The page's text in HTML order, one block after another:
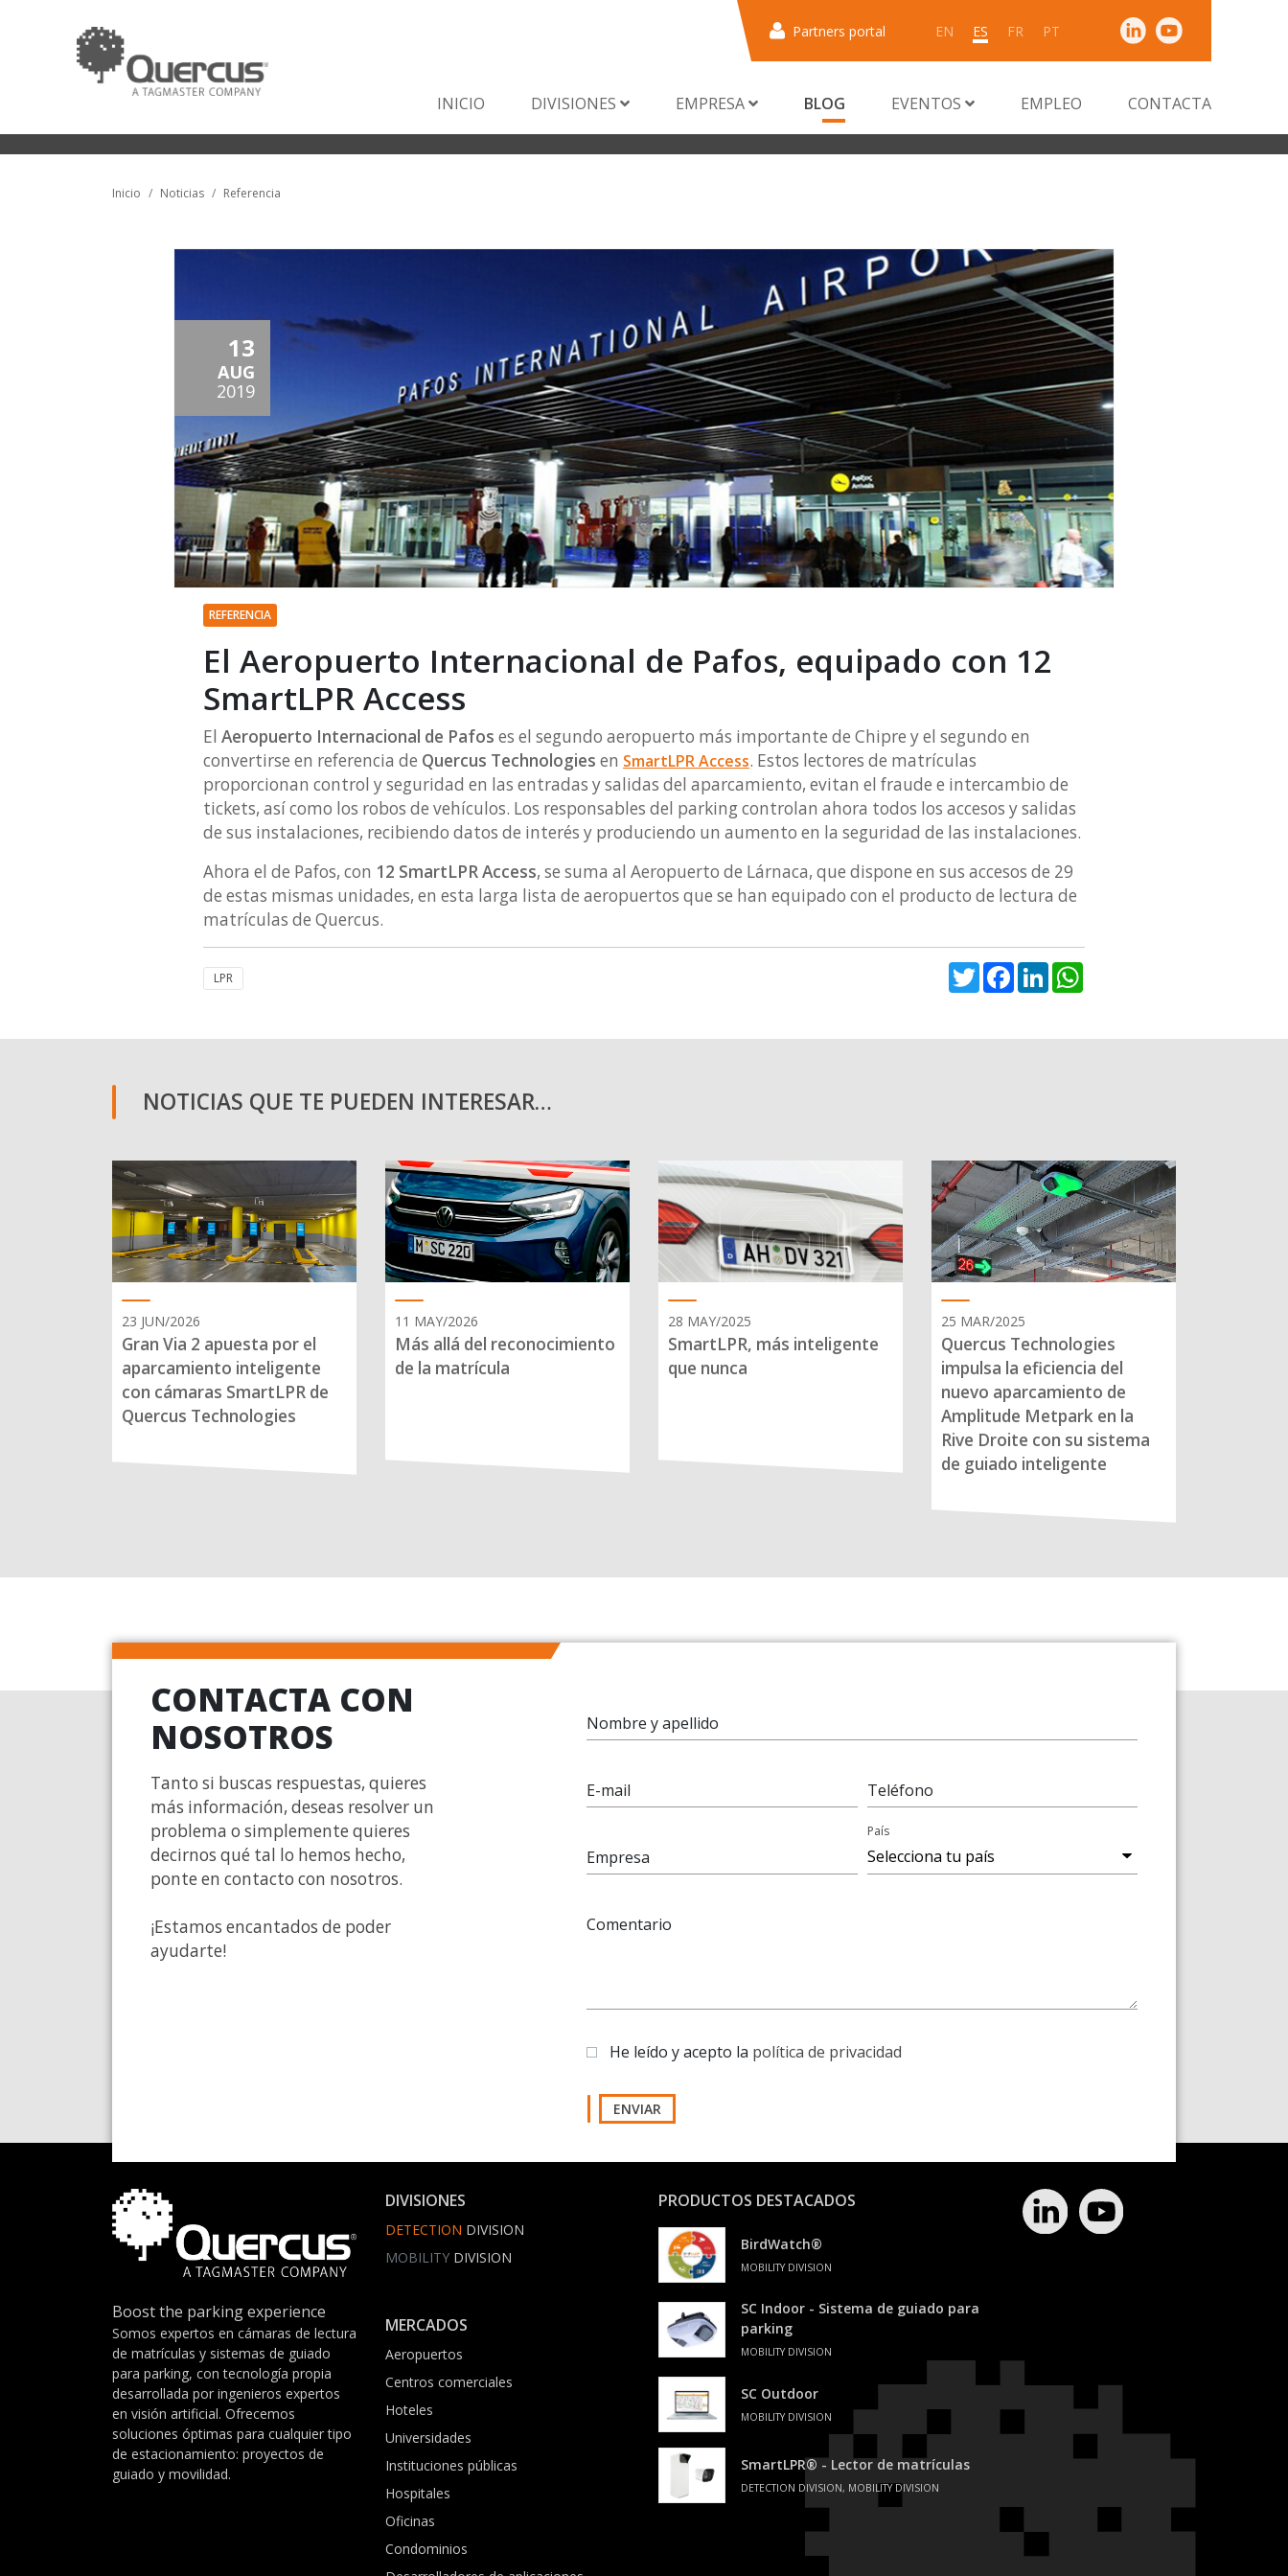
Partners portal EN ES FR PT
INICIO DIVISIONES EMPRESA BLOG EVENTOS EMPLEO CONTACTA
Inicio Noticias Referencia
13
AUG
2019
REFERENCIA
El Aeropuerto Internacional de Pafos, equipado con 12
SmartLPR Access
El Aeropuerto Internacional de Pafos es el segundo aeropuerto más importante de Chipre y el segundo en
convertirse en referencia de Quercus Technologies en SmartLPR Access. Estos lectores de matrículas
proporcionan control y seguridad en las entradas y salidas del aparcamiento, evitan el fraude e intercambio de
tickets, así como los robos de vehículos. Los responsables del parking controlan ahora todos los accesos y salidas
de sus instalaciones, recibiendo datos de interés y produciendo un aumento en la seguridad de las instalaciones.
Ahora el de Pafos, con 12 SmartLPR Access, se suma al Aeropuerto de Lárnaca, que dispone en sus accesos de 29
de estas mismas unidades, en esta larga lista de aeropuertos que se han equipado con el producto de lectura de
matrículas de Quercus.
LPR TwitterFacebook
LinkedIn
NOTICIAS QUE TE PUEDEN INTERESAR…
23 JUN/2026
Gran Via 2 apuesta por el
aparcamiento inteligente
con cámaras SmartLPR de
Quercus Technologies
11 MAY/2026
Más allá del reconocimiento
de la matrícula
28 MAY/2025
SmartLPR, más inteligente
que nunca
25 MAR/2025
Quercus Technologies
impulsa la eficiencia del
nuevo aparcamiento de
Amplitude Metpark en la
Rive Droite con su sistema
de guiado inteligente
CONTACTA CON
NOSOTROS
Tanto si buscas respuestas, quieres
más información, deseas resolver un
problema o simplemente quieres
decirnos qué tal lo hemos hecho,
ponte en contacto con nosotros.
¡Estamos encantados de poder
ayudarte!
Nombre y apellido
E-mail Teléfono
Empresa
País
Comentario
He leído y acepto la política de privacidad
ENVIAR
Boost the parking experience
Somos expertos en cámaras de lectura
de matrículas y sistemas de guiado
para parking, con tecnología propia
desarrollada por ingenieros expertos
en visión artificial. Ofrecemos
soluciones óptimas para cualquier tipo
de estacionamiento: proyectos de
guiado y movilidad.
DIVISIONES
DETECTION DIVISION
MOBILITY DIVISION
MERCADOS
Aeropuertos
Centros comerciales
Hoteles
Universidades
Instituciones públicas
Hospitales
Oficinas
Condominios
PRODUCTOS DESTACADOS
BirdWatch®
MOBILITY DIVISION
SC Indoor - Sistema de guiado para
parking
MOBILITY DIVISION
SC Outdoor
MOBILITY DIVISION
SmartLPR® - Lector de matrículas
DETECTION DIVISION, MOBILITY DIVISION